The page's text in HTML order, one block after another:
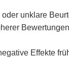
oder unklare
Effekte